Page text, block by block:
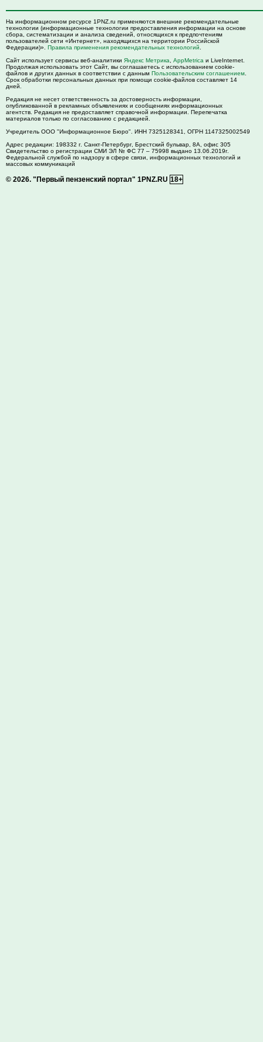
На информационном ресурсе 1PNZ.ru применяются внешние рекомендательные
технологии (информационные технологии предоставления информации на основе
сбора, систематизации и анализа сведений, относящихся к предпочтениям
пользователей сети «Интернет», находящихся на территории Российской
Федерации)». Правила применения рекомендательных технологий
Сайт использует сервисы веб-аналитики Яндекс Метрика AppMetrica и LiveInternet.
Продолжая использовать этот Сайт, вы соглашаетесь с использованием cookie-
файлов и других данных в соответствии с данным Пользовательским соглашением
Срок обработки персональных данных при помощи cookie-файлов составляет 14
дней.
Редакция не несет ответственность за достоверность информации,
опубликованной в рекламных объявлениях и сообщениях информационных
агентств. Редакция не предоставляет справочной информации. Перепечатка
материалов только по согласованию с редакцией.
Учредитель ООО "Информационное Бюро". ИНН 7325128341, ОГРН 1147325002549
Адрес редакции: 198332 г. Санкт-Петербург, Брестский бульвар, 8А, офис 305
Свидетельство о регистрации СМИ ЭЛ № ФС 77 – 75998 выдано 13.06.2019г.
Федеральной службой по надзору в сфере связи, информационных технологий и
массовых коммуникаций
© 2026. "Первый пензенский портал" 1PNZ.RU 18+